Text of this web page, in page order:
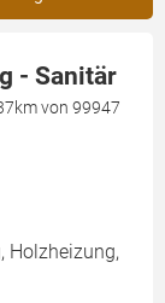
- Sanitär
von 99947
Holzheizung,